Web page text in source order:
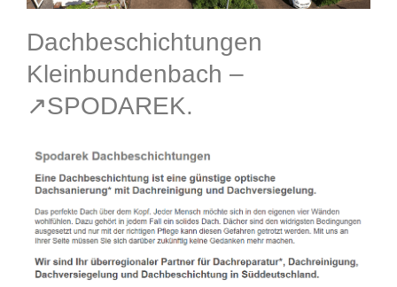
Dachbeschichtungen
Kleinbundenbach –
↗️SPODAREK.